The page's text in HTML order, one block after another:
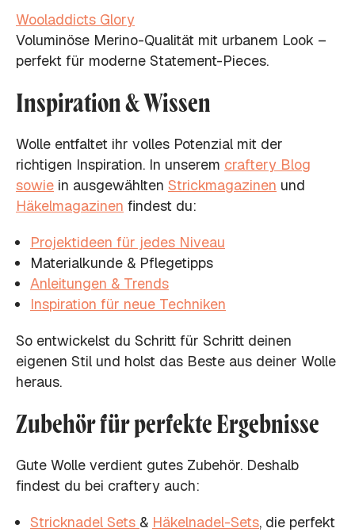
Wooladdicts Glory
Voluminöse Merino-Qualität mit urbanem Look –
perfekt für moderne Statement-Pieces.
Inspiration & Wissen
Wolle entfaltet ihr volles Potenzial mit der
richtigen Inspiration. In unserem craftery Blog
sowie in ausgewählten Strickmagazinen und
Häkelmagazinen findest du:
Projektideen für jedes Niveau
Materialkunde & Pflegetipps
Anleitungen & Trends
Inspiration für neue Techniken
So entwickelst du Schritt für Schritt deinen
eigenen Stil und holst das Beste aus deiner Wolle
heraus.
Zubehör für perfekte Ergebnisse
Gute Wolle verdient gutes Zubehör. Deshalb
findest du bei craftery auch:
Stricknadel Sets & Häkelnadel-Sets, die perfekt